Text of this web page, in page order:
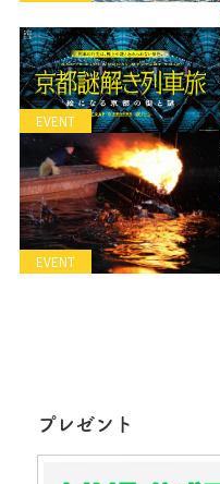
EVENT
EVENT
プレゼント